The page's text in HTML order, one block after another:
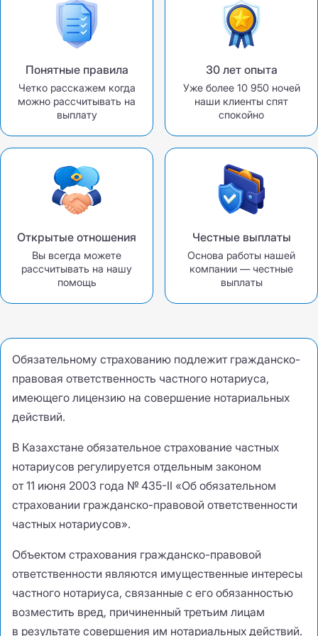
Понятные правила
Четко расскажем когда
можно рассчитывать на
выплату
30 лет опыта
Уже более 10 950 ночей
наши клиенты спят
спокойно
Открытые отношения
Вы всегда можете
рассчитывать на нашу
помощь
Честные выплаты
Основа работы нашей
компании — честные
выплаты
Обязательному страхованию подлежит гражданско-
правовая ответственность частного нотариуса,
имеющего лицензию на совершение нотариальных
действий.
В Казахстане обязательное страхование частных
нотариусов регулируется отдельным законом
от 11 июня 2003 года № 435-II «Об обязательном
страховании гражданско-правовой ответственности
частных нотариусов».
Объектом страхования гражданско-правовой
ответственности являются имущественные интересы
частного нотариуса, связанные с его обязанностью
возместить вред, причиненный третьим лицам
в результате совершения им нотариальных действий.